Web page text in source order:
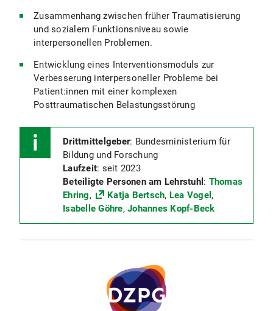
Zusammenhang zwischen früher Traumatisierung
und sozialem Funktionsniveau sowie
interpersonellen Problemen.
Entwicklung eines Interventionsmoduls zur
Verbesserung interpersoneller Probleme bei
Patient:innen mit einer komplexen
Posttraumatischen Belastungsstörung
Drittmittelgeber: Bundesministerium für
Bildung und Forschung
Laufzeit: seit 2023
Beteiligte Personen am Lehrstuhl : Thomas
Ehring, Katja Bertsch, Lea Vogel ,
Isabelle Göhre, Johannes Kopf-Beck